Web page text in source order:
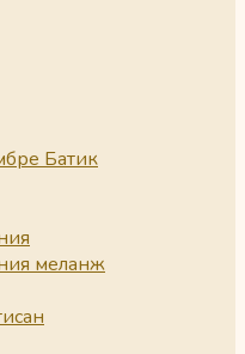
Батик
меланж